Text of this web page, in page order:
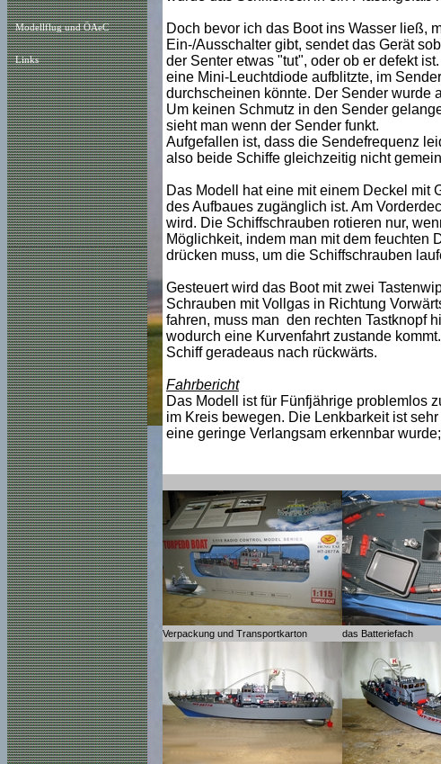
Modellflug und ÖAeC
Links
Doch bevor ich das Boot ins Wasser ließ,
Ein-/Ausschalter gibt, sendet das Gerät
der Senter etwas "tut", oder ob er defekt
eine Mini-Leuchtdiode aufblitzte, im
durchscheinen könnte. Der Sender wurde
Um keinen Schmutz in den Sender
sieht man wenn der Sender funkt.
Aufgefallen ist, dass die Sendefrequenz
also beide Schiffe gleichzeitig nicht
Das Modell hat eine mit einem Deckel mit
des Aufbaues zugänglich ist. Am
wird. Die Schiffschrauben rotieren nur,
Möglichkeit, indem man mit dem feuchten
drücken muss, um die Schiffschrauben
Gesteuert wird das Boot mit zwei
Schrauben mit Vollgas in Richtung
fahren, muss man den rechten Tastknopf
wodurch eine Kurvenfahrt zustande
Schiff geradeaus nach rückwärts.
Fahrbericht
Das Modell ist für Fünfjährige problemlos
im Kreis bewegen. Die Lenkbarkeit ist
eine geringe Verlangsam erkennbar
Verpackung und Transportkarton das Batteriefach